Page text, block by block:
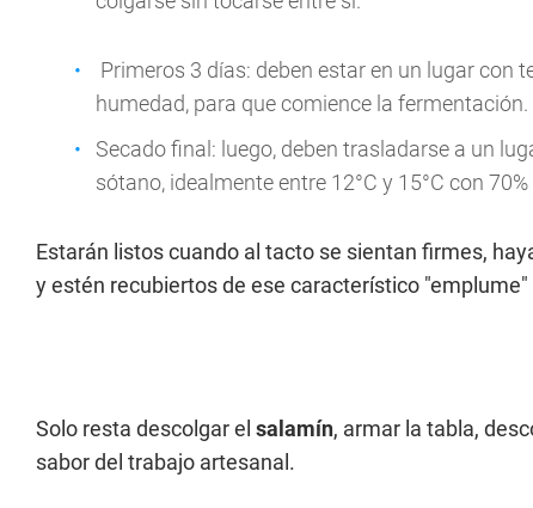
Primeros 3 días: deben estar en un lugar con
humedad, para que comience la fermentación.
Secado final: luego, deben trasladarse a un
sótano, idealmente entre 12°C y 15°C con
Estarán listos cuando al tacto se sientan firmes,
y estén recubiertos de ese característico
Solo resta descolgar el salamín, armar la tabla,
sabor del trabajo artesanal.